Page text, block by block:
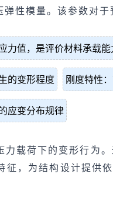
性模量。该参数对
力值，是评价材料承载
的变形程度 刚度特性
应变分布规律
载荷下的变形行为
征，为结构设计提供